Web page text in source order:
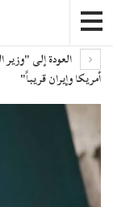
العودة إلى
أمريكا وإيران قريباً"